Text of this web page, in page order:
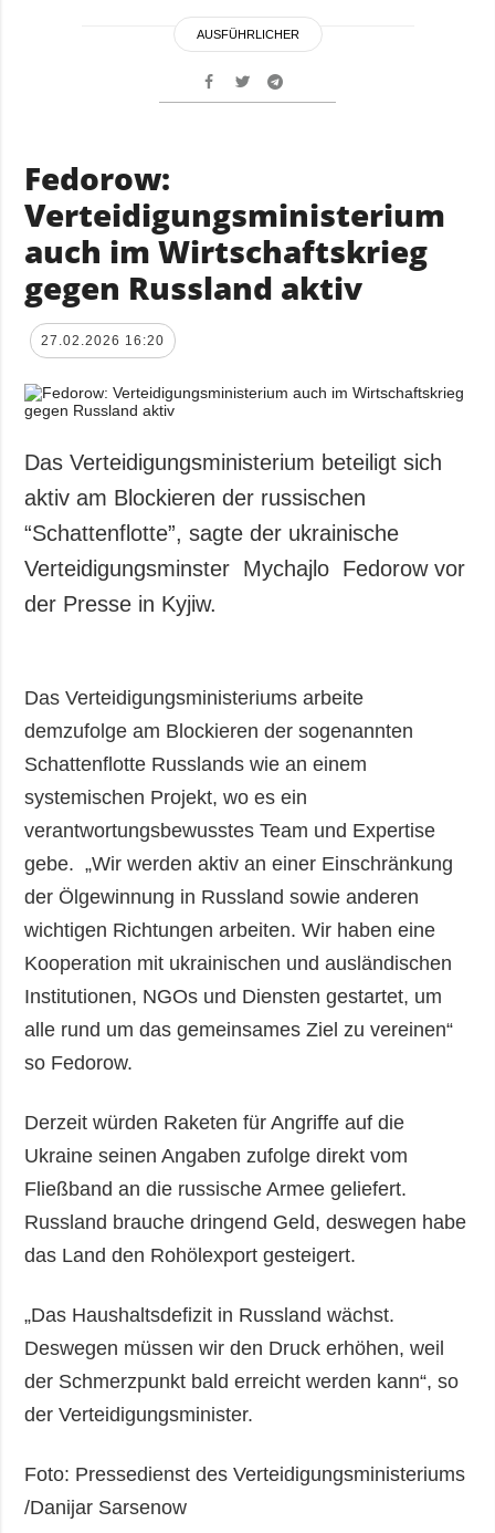
AUSFÜHRLICHER
Fedorow:
Verteidigungsministerium
auch im Wirtschaftskrieg
gegen Russland aktiv
27.02.2026 16:20
Das Verteidigungsministerium beteiligt sich
aktiv am Blockieren der russischen
“Schattenflotte”, sagte der ukrainische
Verteidigungsminster Mychajlo Fedorow vor
der Presse in Kyjiw.
Das Verteidigungsministeriums arbeite
demzufolge am Blockieren der sogenannten
Schattenflotte Russlands wie an einem
systemischen Projekt, wo es ein
verantwortungsbewusstes Team und Expertise
gebe. „Wir werden aktiv an einer Einschränkung
der Ölgewinnung in Russland sowie anderen
wichtigen Richtungen arbeiten. Wir haben eine
Kooperation mit ukrainischen und ausländischen
Institutionen, NGOs und Diensten gestartet, um
alle rund um das gemeinsames Ziel zu vereinen“
so Fedorow.
Derzeit würden Raketen für Angriffe auf die
Ukraine seinen Angaben zufolge direkt vom
Fließband an die russische Armee geliefert.
Russland brauche dringend Geld, deswegen habe
das Land den Rohölexport gesteigert.
„Das Haushaltsdefizit in Russland wächst.
Deswegen müssen wir den Druck erhöhen, weil
der Schmerzpunkt bald erreicht werden kann“, so
der Verteidigungsminister.
Foto: Pressedienst des Verteidigungsministeriums
/Danijar Sarsenow